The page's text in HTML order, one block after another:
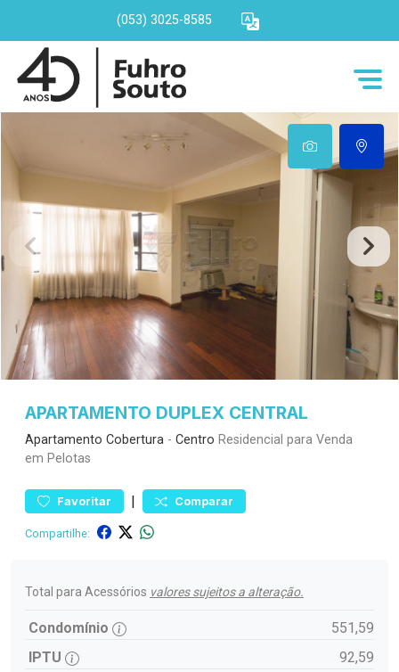
(053) 3025-8585
APARTAMENTO DUPLEX CENTRAL
Apartamento Cobertura - Centro Residencial para Venda
em Pelotas
Favoritar | Comparar
Compartilhe:
Total para Acessórios valores sujeitos a alteração.
Condomínio
551,59
IPTU
92,59